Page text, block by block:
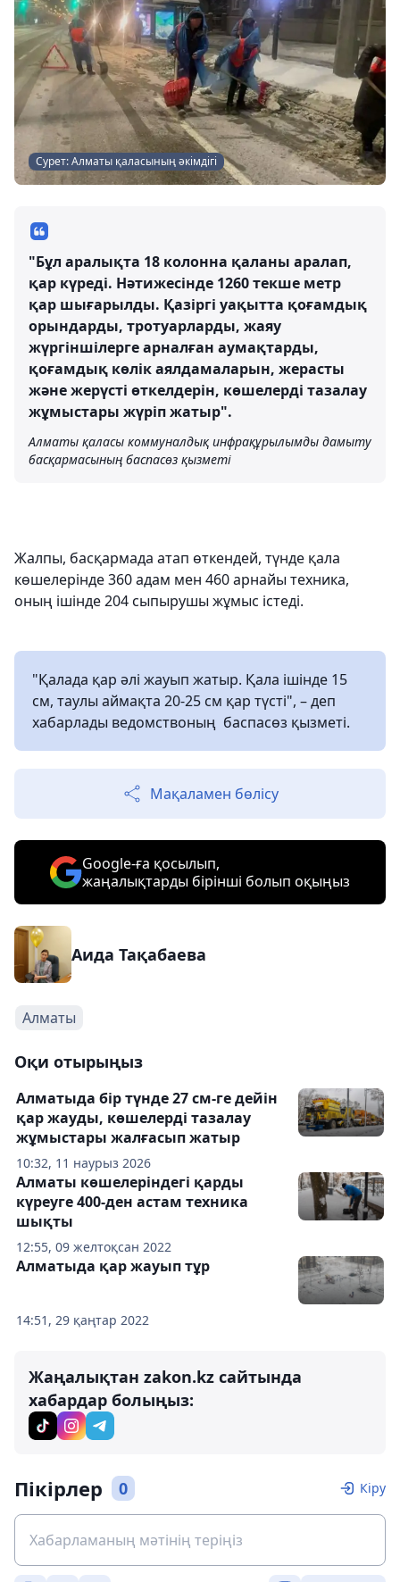
Сурет: Алматы қаласының әкімдігі
"Бұл аралықта 18 колонна қаланы аралап,
қар күреді. Нәтижесінде 1260 текше метр
қар шығарылды. Қазіргі уақытта қоғамдық
орындарды, тротуарларды, жаяу
жүргіншілерге арналған аумақтарды,
қоғамдық көлік аялдамаларын, жерасты
және жерүсті өткелдерін, көшелерді тазалау
жұмыстары жүріп жатыр".
Алматы қаласы коммуналдық инфрақұрылымды дамыту
басқармасының баспасөз қызметі
Жалпы, басқармада атап өткендей, түнде қала
көшелерінде 360 адам мен 460 арнайы техника,
оның ішінде 204 сыпырушы жұмыс істеді.
"Қалада қар әлі жауып жатыр. Қала ішінде 15
см, таулы аймақта 20-25 см қар түсті", – деп
хабарлады ведомствоның баспасөз қызметі.
Мақаламен бөлісу
Google-ға қосылып,
жаңалықтарды бірінші болып оқыңыз
Аида Тақабаева
Алматы
Оқи отырыңыз
10:32, 11 наурыз 2026
Алматыда бір түнде 27 см-ге дейін
қар жауды, көшелерді тазалау
жұмыстары жалғасып жатыр
12:55, 09 желтоқсан 2022
Алматы көшелеріндегі қарды
күреуге 400-ден астам техника
шықты
14:51, 29 қаңтар 2022
Алматыда қар жауып тұр
Жаңалықтан zakon.kz сайтында
хабардар болыңыз:
Пікірлер 0 Кіру